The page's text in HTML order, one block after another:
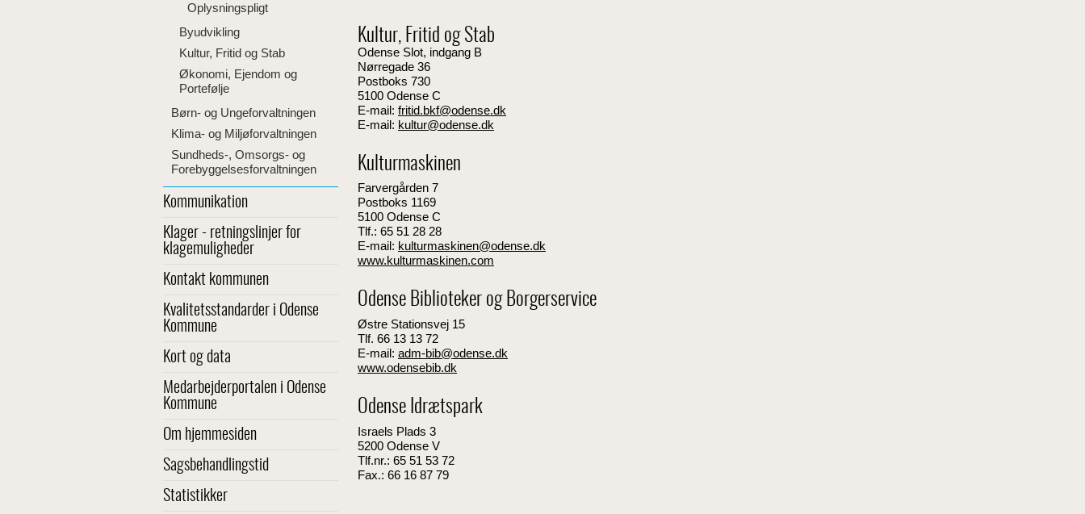
Oplysningspligt
Byudvikling
Kultur, Fritid og Stab
Økonomi, Ejendom og
Portefølje
Børn- og Ungeforvaltningen
Klima- og Miljøforvaltningen
Sundheds-, Omsorgs- og
Forebyggelsesforvaltningen
Kommunikation
Klager - retningslinjer for
klagemuligheder
Kontakt kommunen
Kvalitetsstandarder i Odense
Kommune
Kort og data
Medarbejderportalen i Odense
Kommune
Om hjemmesiden
Sagsbehandlingstid
Statistikker
Kultur, Fritid og Stab
Odense Slot, indgang B
Nørregade 36
Postboks 730
5100 Odense C
E-mail: fritid.bkf@odense.dk
E-mail: kultur@odense.dk
Kulturmaskinen
Farvergården 7
Postboks 1169
5100 Odense C
Tlf.: 65 51 28 28
E-mail: kulturmaskinen@odense.dk
www.kulturmaskinen.com
Odense Biblioteker og Borgerservice
Østre Stationsvej 15
Tlf. 66 13 13 72
E-mail: adm-bib@odense.dk
www.odensebib.dk
Odense Idrætspark
Israels Plads 3
5200 Odense V
Tlf.nr.: 65 51 53 72
Fax.: 66 16 87 79